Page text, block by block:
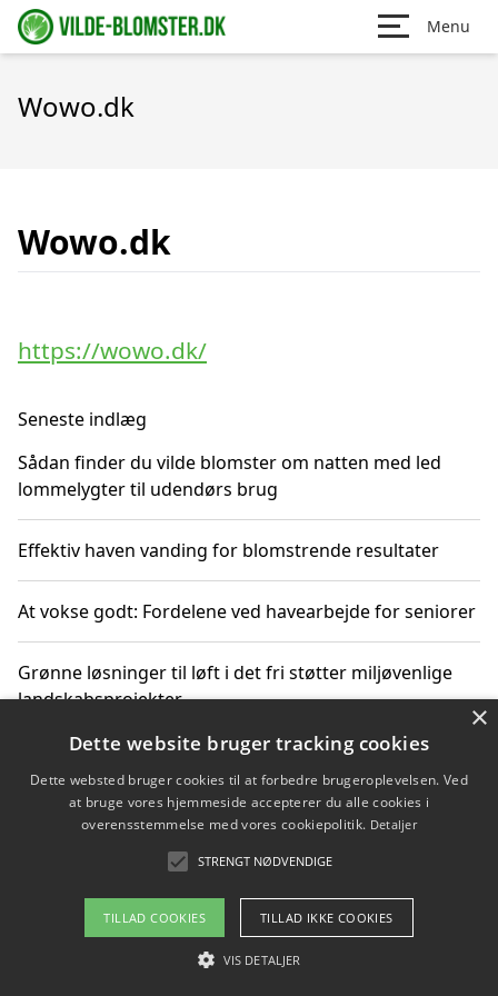
Menu
Wowo.dk
Wowo.dk
https://wowo.dk/
Seneste indlæg
Sådan finder du vilde blomster om natten med led
lommelygter til udendørs brug
Effektiv haven vanding for blomstrende resultater
At vokse godt: Fordelene ved havearbejde for seniorer
Grønne løsninger til løft i det fri støtter miljøvenlige
landskabsprojekter
Gør haven til et frirum for familien og naturen
Copyright 2026 - Pilanto Aps
Om / kontakt
Blog Betingelser
×
Dette website bruger tracking cookies
Dette websted bruger cookies til at forbedre brugeroplevelsen. Ved
at bruge vores hjemmeside accepterer du alle cookies i
overensstemmelse med vores cookiepolitik. Detaljer
STRENGT NØDVENDIGE
TILLAD COOKIES TILLAD IKKE COOKIES
VIS DETALJER